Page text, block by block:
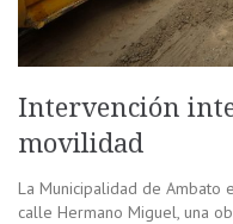
Intervención
movilidad
La Municipalidad de Ambato
calle Hermano Miguel, una